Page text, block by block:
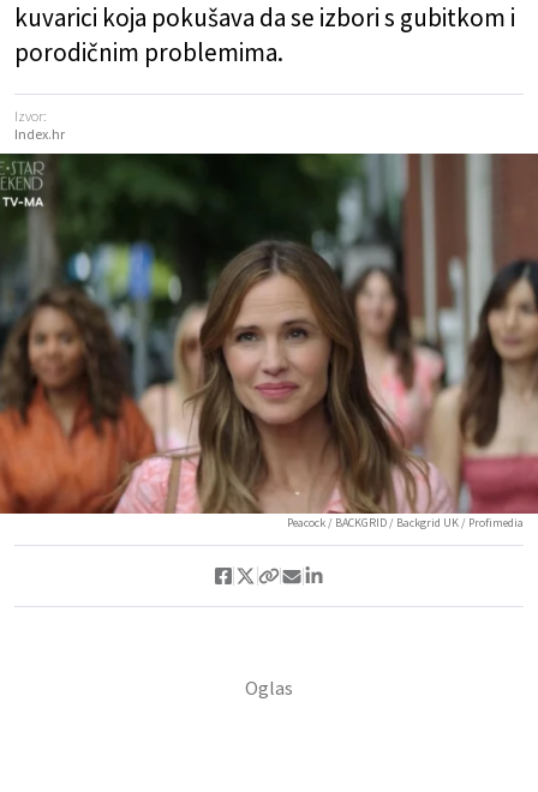
kuvarici koja pokušava da se izbori s gubitkom i
porodičnim problemima.
Izvor:
Index.hr
Peacock / BACKGRID / Backgrid UK / Profimedia